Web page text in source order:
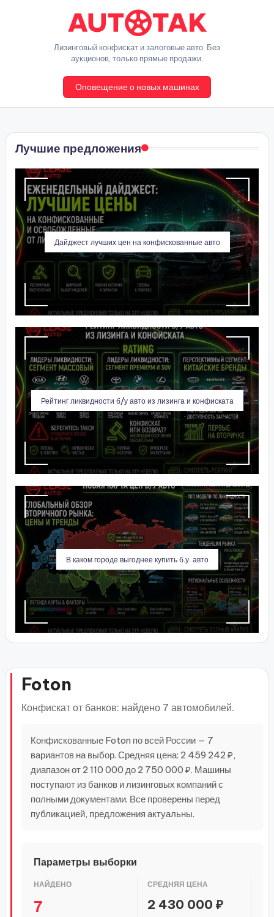
содержимому
A
t
o
T
a
k
Лизинговый конфискат и залоговые авто. Без
аукционов, только прямые продажи.
Оповещение о новых машинах
Лучшие предложения
Дайджест лучших цен на конфискованные авто
Рейтинг ликвидности б/у авто из лизинга и конфиската
В каком городе выгоднее купить б.у. авто
Foton
Конфискат от банков: найдено 7 автомобилей.
Конфискованные Foton по всей России — 7
вариантов на выбор. Средняя цена: 2 459 242 ₽,
диапазон от 2 110 000 до 2 750 000 ₽. Машины
поступают из банков и лизинговых компаний с
полными документами. Все проверены перед
публикацией, предложения актуальны.
Параметры выборки
НАЙДЕНО
7
СРЕДНЯЯ ЦЕНА
2 430 000 ₽